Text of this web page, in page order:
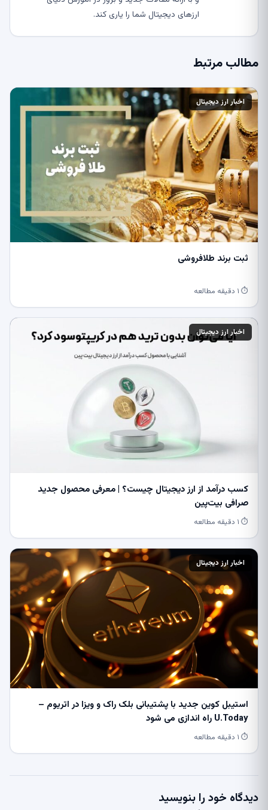
ارزهای دیجیتال شما را یاری کند.
مطالب مرتبط
اخبار ارز دیجیتال
ثبت برند طلافروشی
⏱ ۱ دقیقه مطالعه
اخبار ارز دیجیتال
کسب درآمد از ارز دیجیتال چیست؟ | معرفی محصول جدید
صرافی بیت‌پین
⏱ ۱ دقیقه مطالعه
اخبار ارز دیجیتال
استیبل کوین جدید با پشتیبانی بلک راک و ویزا در اتریوم –
U.Today راه اندازی می شود
⏱ ۱ دقیقه مطالعه
دیدگاه خود را بنویسید